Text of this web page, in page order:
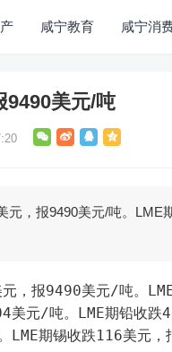
咸宁教育 咸宁消
9490美元/吨
元，报9490美元/吨。LME
，报9490美元/吨。
美元/吨。LME期铅收
期锡收跌116美元，